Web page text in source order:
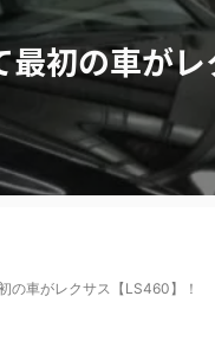
初の車が
の車がレクサス【LS460】！